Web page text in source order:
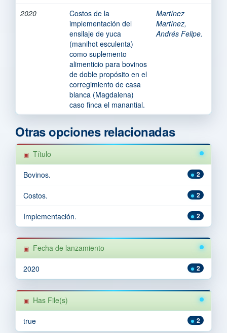
2020
Costos de la
implementación del
ensilaje de yuca
(manihot esculenta)
como suplemento
alimenticio para bovinos
de doble propósito en el
corregimiento de casa
blanca (Magdalena)
caso finca el manantial.
Martínez
Martínez,
Andrés Felipe.
Otras opciones relacionadas
Título
2
Bovinos.
2
Costos.
2
Implementación.
Fecha de lanzamiento
2
2020
Has File(s)
2
true